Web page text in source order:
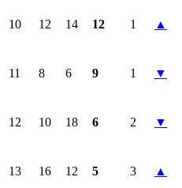
10 12 14 12 1 ▲
11 8 6 9 1 ▼
12 10 18 6 2 ▼
13 16 12 5 3 ▲